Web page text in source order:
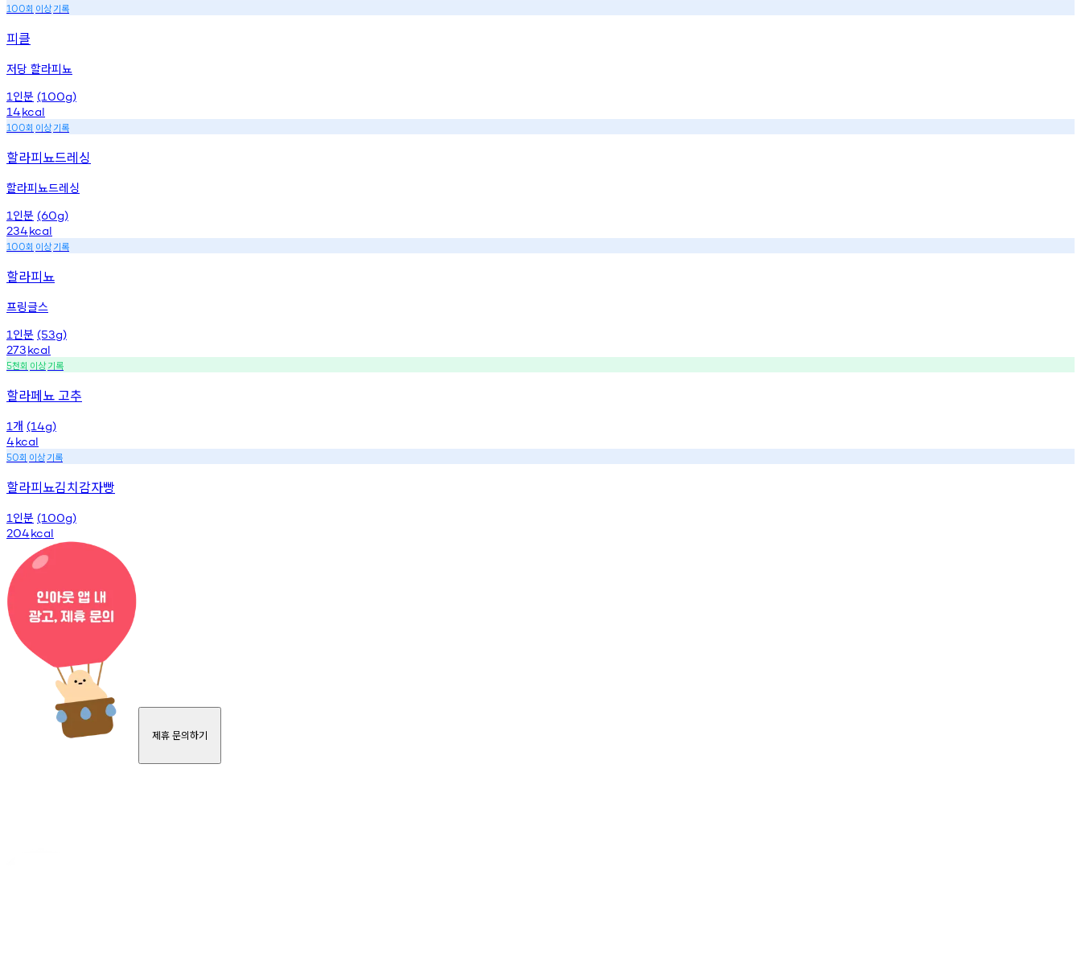
100회 이상기록
피클
저당 할라피뇨
1 인분 (100g)
14kcal
100회 이상기록
할라피뇨드레싱
할라피뇨드레싱
1 인분 (60g)
234kcal
100회 이상기록
할라피뇨
프링글스
1 인분 (53g)
273kcal
5천회 이상기록
할라페뇨 고추
1 개 (14g)
4kcal
50회 이상기록
할라피뇨김치감자빵
1 인분 (100g)
204kcal
제휴 문의하기